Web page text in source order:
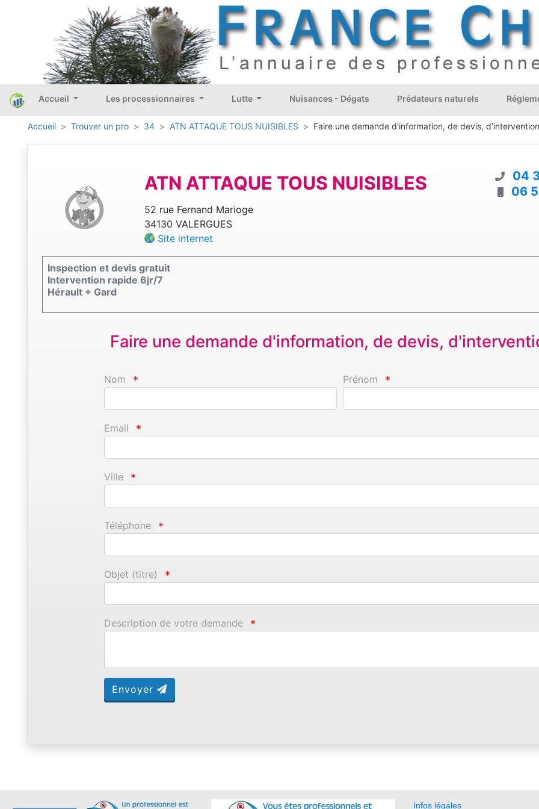
Accueil Les processionnaires Lutte Nuisances - Dégats Prédateurs naturels
Accueil Trouver un pro 34 ATN ATTAQUE TOUS NUISIBLES Faire une demande d'information, de devis, d'intervention
ATN ATTAQUE TOUS NUISIBLES
52 rue Fernand Marioge
34130 VALERGUES
Site internet
04
06
Inspection et devis gratuit
Intervention rapide 6jr/7
Hérault + Gard
Faire une demande d'information, de devis,
Nom * Prénom *
Email *
Ville *
Téléphone *
Objet (titre) *
Description de votre demande *
Envoyer
Infos légales